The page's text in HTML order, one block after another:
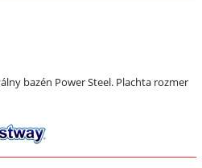
bazén Power Steel. Plachta rozmer